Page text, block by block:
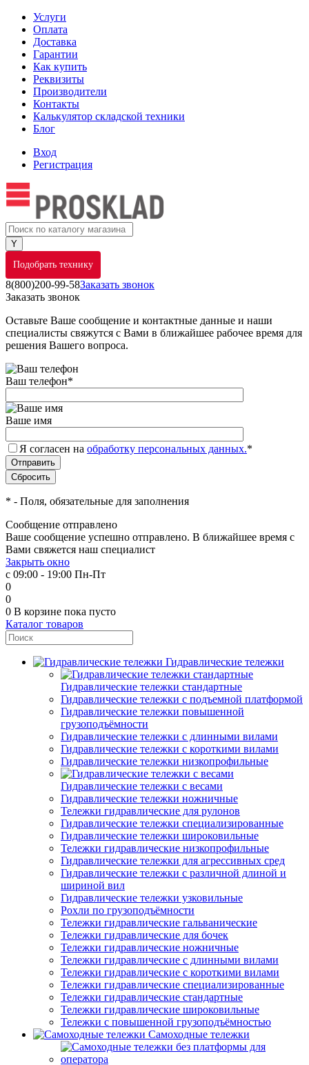
Услуги
Оплата
Доставка
Гарантии
Как купить
Реквизиты
Производители
Контакты
Калькулятор складской техники
Блог
Вход
Регистрация
Подобрать технику
8(800)200-99-58Заказать звонок
Заказать звонок
Оставьте Ваше сообщение и контактные данные и наши
специалисты свяжутся с Вами в ближайшее рабочее время для
решения Вашего вопроса.
Ваш телефон*
Ваше имя
Я согласен на обработку персональных данных.*
* - Поля, обязательные для заполнения
Сообщение отправлено
Ваше сообщение успешно отправлено. В ближайшее время с
Вами свяжется наш специалист
Закрыть окно
с 09:00 - 19:00 Пн-Пт
0
0
0 В корзине пока пусто
Каталог товаров
Гидравлические тележки
Гидравлические тележки стандартные
Гидравлические тележки с подъемной платформой
Гидравлические тележки повышенной
грузоподъёмности
Гидравлические тележки с длинными вилами
Гидравлические тележки с короткими вилами
Гидравлические тележки низкопрофильные
Гидравлические тележки с весами
Гидравлические тележки ножничные
Тележки гидравлические для рулонов
Гидравлические тележки специализированные
Гидравлические тележки широковильные
Тележки гидравлические низкопрофильные
Гидравлические тележки для агрессивных сред
Гидравлические тележки с различной длиной и
шириной вил
Гидравлические тележки узковильные
Рохли по грузоподъёмности
Тележки гидравлические гальванические
Тележки гидравлические для бочек
Тележки гидравлические ножничные
Тележки гидравлические с длинными вилами
Тележки гидравлические с короткими вилами
Тележки гидравлические специализированные
Тележки гидравлические стандартные
Тележки гидравлические широковильные
Тележки с повышенной грузоподъёмностью
Самоходные тележки